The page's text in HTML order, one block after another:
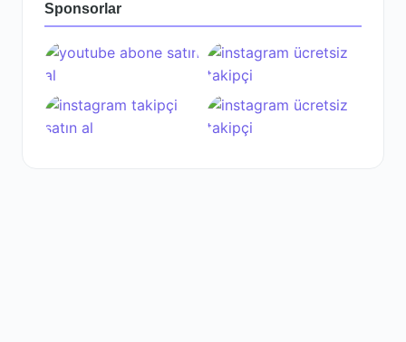
Sponsorlar